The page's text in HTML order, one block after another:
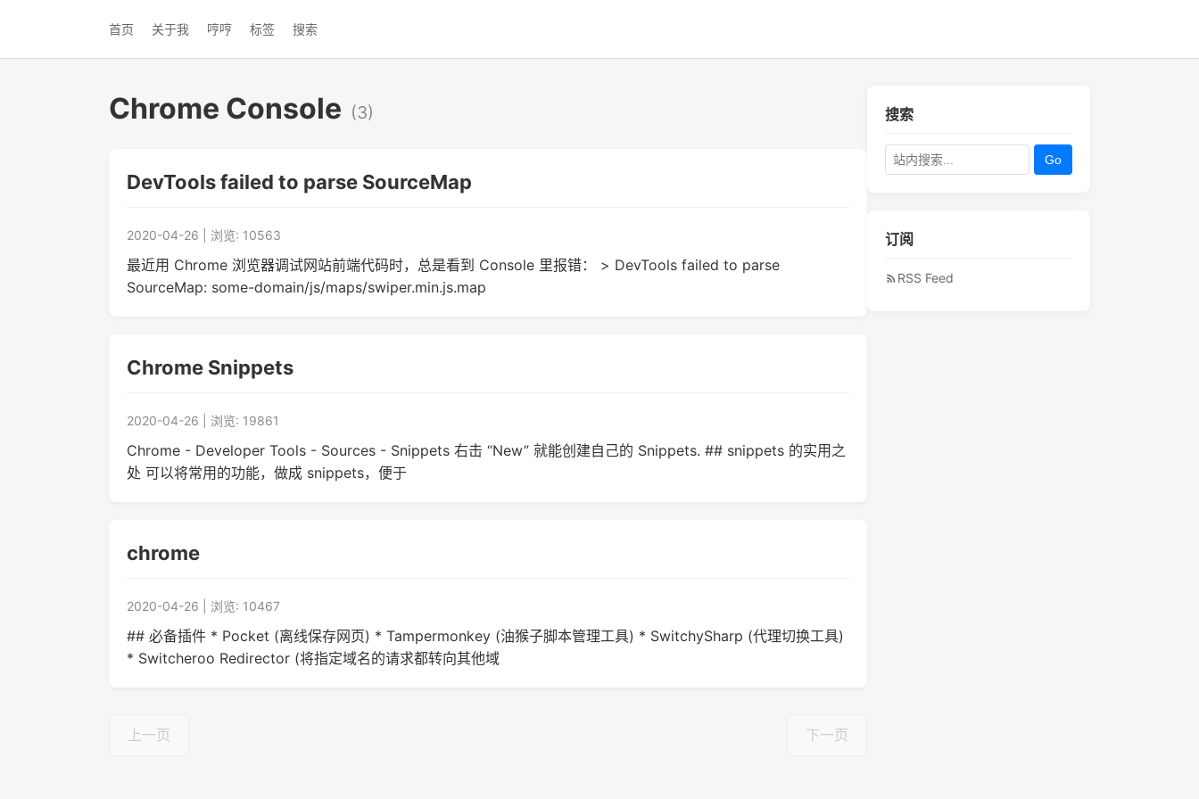
首页 关于我 哼哼 标签 搜索
Chrome Console (3)
DevTools failed to parse SourceMap
2020-04-26 | 浏览: 10563
最近用 Chrome 浏览器调试网站前端代码时，总是看到 Console 里报错： > DevTools failed to parse
SourceMap: some-domain/js/maps/swiper.min.js.map
Chrome Snippets
2020-04-26 | 浏览: 19861
Chrome - Developer Tools - Sources - Snippets 右击 “New” 就能创建自己的 Snippets. ## snippets 的实用之
处 可以将常用的功能，做成 snippets，便于
chrome
2020-04-26 | 浏览: 10467
## 必备插件 * Pocket (离线保存网页) * Tampermonkey (油猴子脚本管理工具) * SwitchySharp (代理切换工具)
* Switcheroo Redirector (将指定域名的请求都转向其他域
上一页 下一页
搜索
Go
订阅
RSS Feed